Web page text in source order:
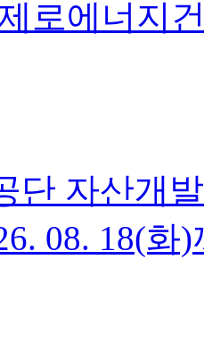
제로에너지
단 자산개
08. 18(화